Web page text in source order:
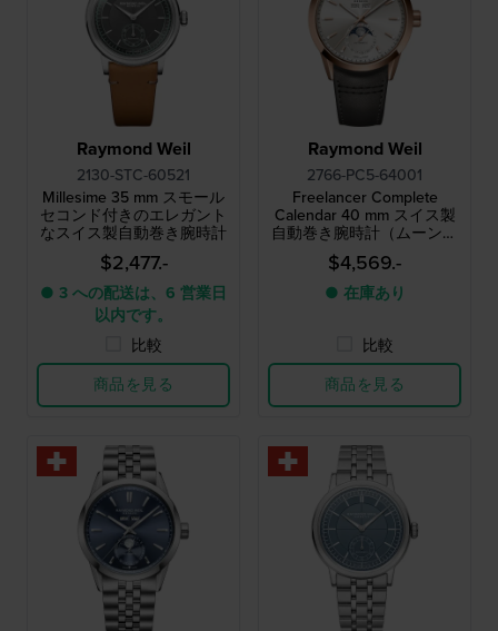
Raymond Weil
2130-STC-60521
Millesime 35 mm スモール
セコンド付きのエレガント
なスイス製自動巻き腕時計
$2,477.-
● 3 への配送は、6 営業日
以内です。
比較
商品を見る
Raymond Weil
2766-PC5-64001
Freelancer Complete
Calendar 40 mm スイス製
自動巻き腕時計（ムーンフ
ェイズ・フルデイト機能付
き）
$4,569.-
● 在庫あり
比較
商品を見る